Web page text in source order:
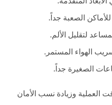
الصعبة جداً.
لتقليل الألم.
الهواء المستمر.
الصغيرة جداً.
العملية وزيادة نسب الأمان